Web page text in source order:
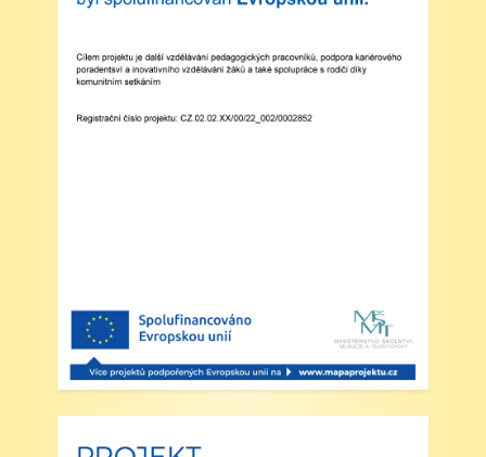
V Náchodě dne 20. srpna 2025 Ing. Ivo
Zveřejněno: 29.5.2025
Třídní výlet Liberec IV.třída
Zveřejněno: 20.5.2025
Výlet do ZOO Dvůr Králové n/L
Zveřejněno: 16.5.2025